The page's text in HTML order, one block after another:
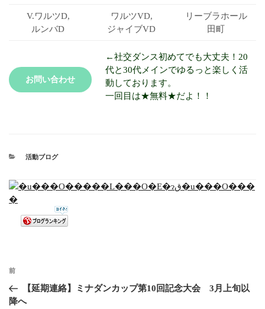
V.ワルツD,
ルンバD
ワルツVD,
ジャイブVD
リーブラホール
田町
お問い合わせ
←社交ダンス初めてでも大丈夫！20
代と30代メインでゆるっと楽しく活
動しております。
一回目は★無料★だよ！！
活動ブログ
前
【延期連絡】ミナダンカップ第10回記念大会 3月上旬以
降へ